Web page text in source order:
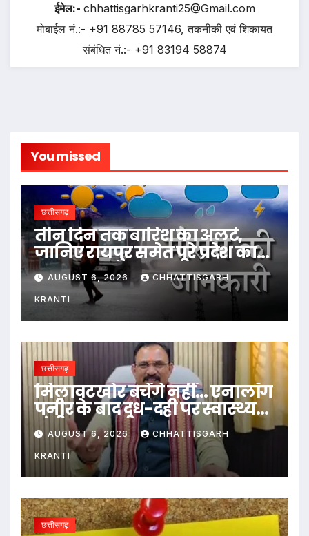
ईमेल:- chhattisgarhkranti25@Gmail.com
मोबाईल नं.:- +91 88785 57146, तकनीकी एवं शिकायत
संबंधित नं.:- +91 83194 58874
You missed
छत्तीसगढ़
तीन दिन तक बारिश का अलर्ट,
जानिए रायपुर समेत पूरे प्रदेश का
हाल…
AUGUST 6, 2026 CHHATTISGARH
KRANTI
छत्तीसगढ़
मिलावटखोर बचेंगे नहीं… एनालॉग
पनीर के बाद दूध-दही पर स्वास्थ्य
मंत्री का बड़ा बयान
AUGUST 6, 2026 CHHATTISGARH
KRANTI
छत्तीसगढ़